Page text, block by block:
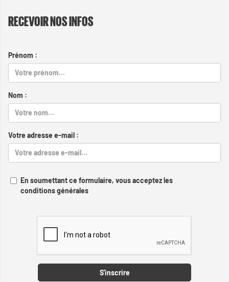
RECEVOIR NOS INFOS
Prénom :
Nom :
Votre adresse e-mail :
En soumettant ce formulaire, vous acceptez les
conditions générales
S'inscrire